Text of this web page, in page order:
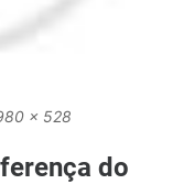
x 528
do